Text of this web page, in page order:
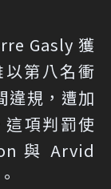
Gasly 獲
第八名衝
違規，遭加
項判罰使
與 Arvid